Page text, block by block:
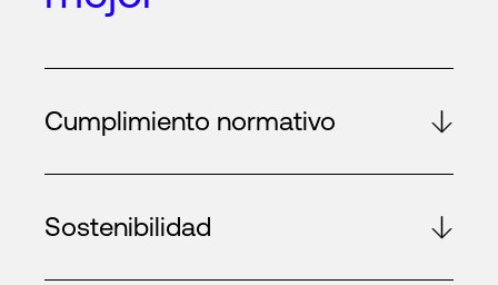
Cumplimiento normativo
Sostenibilidad